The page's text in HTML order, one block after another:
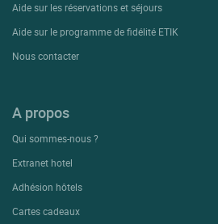
Aide sur les réservations et séjours
Aide sur le programme de fidélité ETIK
Nous contacter
A propos
Qui sommes-nous ?
Extranet hotel
Adhésion hôtels
Cartes cadeaux